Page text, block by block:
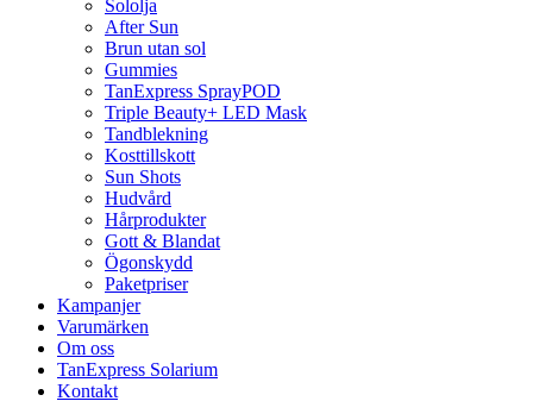
Sololja
After Sun
Brun utan sol
Gummies
TanExpress SprayPOD
Triple Beauty+ LED Mask
Tandblekning
Kosttillskott
Sun Shots
Hudvård
Hårprodukter
Gott & Blandat
Ögonskydd
Paketpriser
Kampanjer
Varumärken
Om oss
TanExpress Solarium
Kontakt